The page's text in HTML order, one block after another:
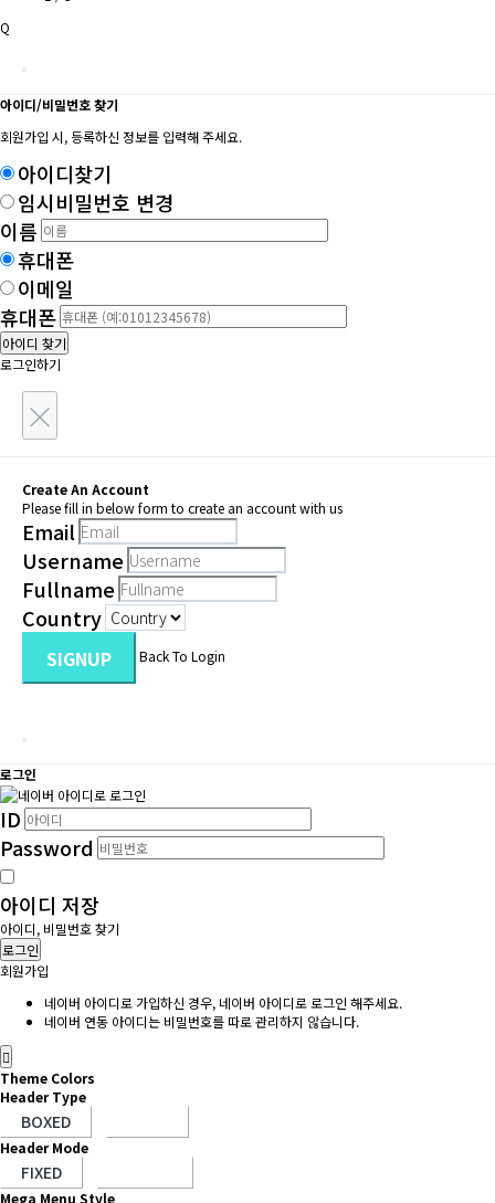
Q
아이디/비밀번호 찾기
회원가입 시, 등록하신 정보를 입력해 주세요.
아이디찾기
임시비밀번호 변경
이름
휴대폰
이메일
휴대폰
아이디 찾기
로그인하기
×
Create An Account
Please fill in below form to create an account with us
Email
Username
Fullname
Country
SIGNUP Back To Login
로그인
ID
Password
아이디 저장
아이디, 비밀번호 찾기
로그인
회원가입
네이버 아이디로 가입하신 경우, 네이버 아이디로 로그인 해주세요.
네이버 연동 아이디는 비밀번호를 따로 관리하지 않습니다.
Theme Colors
Header Type
Header Mode
Mega Menu Style